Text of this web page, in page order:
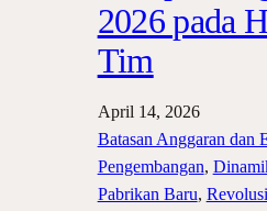
2026 pada
Tim
April 14, 2026
Batasan Anggaran dan
Pengembangan,
Pabrikan Baru,